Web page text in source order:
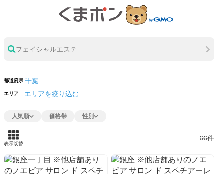
フェイシャルエステ
都道府県
エリア エリアを絞り込む
人気順 価格帯 性別
表示切替
66件